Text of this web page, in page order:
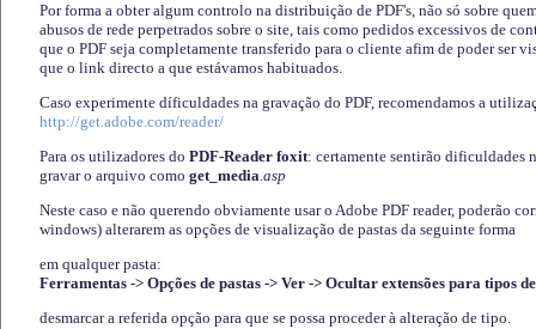
Por forma a obter algum controlo na distribuição de PDF's, não só sobre
abusos de rede perpetrados sobre o site, tais como pedidos excessivos de
que o PDF seja completamente transferido para o cliente afim de poder ser
que o link directo a que estávamos habituados.
Caso experimente díficuldades na gravação do PDF, recomendamos a
http://get.adobe.com/reader/
Para os utilizadores do PDF-Reader foxit: certamente sentirão dificuldades
gravar o arquivo como get_media.asp
Neste caso e não querendo obviamente usar o Adobe PDF reader, poderão
windows) alterarem as opções de visualização de pastas da seguinte forma
em qualquer pasta:
Ferramentas -> Opções de pastas -> Ver -> Ocultar extensões para tipos
desmarcar a referida opção para que se possa proceder à alteração de tipo.